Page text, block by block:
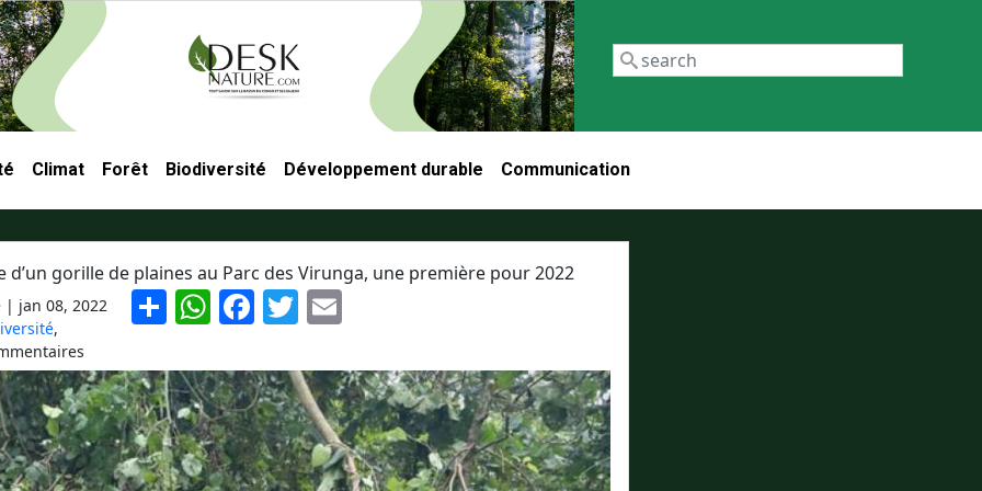
Climat Forêt Biodiversité Développement durable Communication
d’un gorille de plaines au Parc des Virunga, une première pour 2022
| jan 08, 2022
,
S
h
ar
e
W
h
at
s
A
p
F
a
c
e
b
o
T
w
itt
er
E
m
ai
l